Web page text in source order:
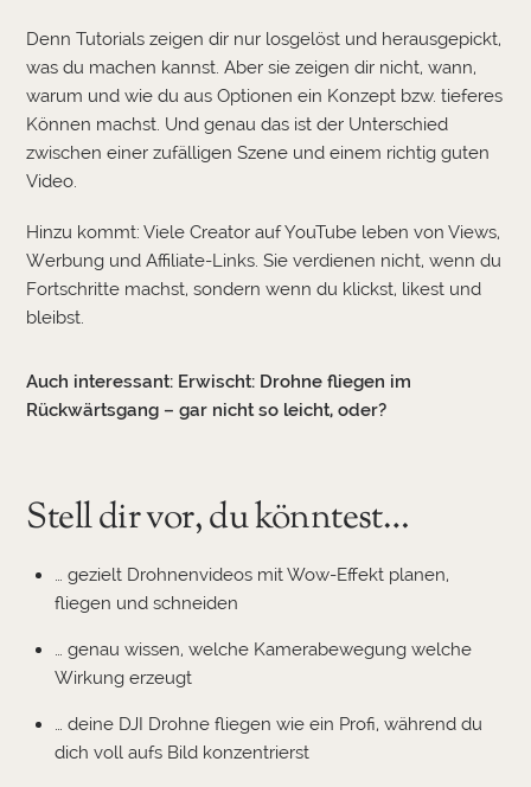
Denn Tutorials zeigen dir nur losgelöst und herausgepickt,
was du machen kannst. Aber sie zeigen dir nicht, wann,
warum und wie du aus Optionen ein Konzept bzw. tieferes
Können machst. Und genau das ist der Unterschied
zwischen einer zufälligen Szene und einem richtig guten
Video.
Hinzu kommt: Viele Creator auf YouTube leben von Views,
Werbung und Affiliate-Links. Sie verdienen nicht, wenn du
Fortschritte machst, sondern wenn du klickst, likest und
bleibst.
Auch interessant: Erwischt: Drohne fliegen im
Rückwärtsgang – gar nicht so leicht, oder?
Stell dir vor, du könntest…
… gezielt Drohnenvideos mit Wow-Effekt planen,
fliegen und schneiden
… genau wissen, welche Kamerabewegung welche
Wirkung erzeugt
… deine DJI Drohne fliegen wie ein Profi, während du
dich voll aufs Bild konzentrierst